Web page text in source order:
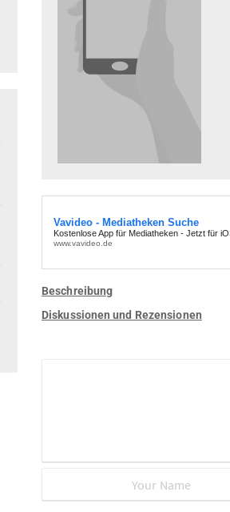
Beschreibung
Diskussionen und Rezensionen